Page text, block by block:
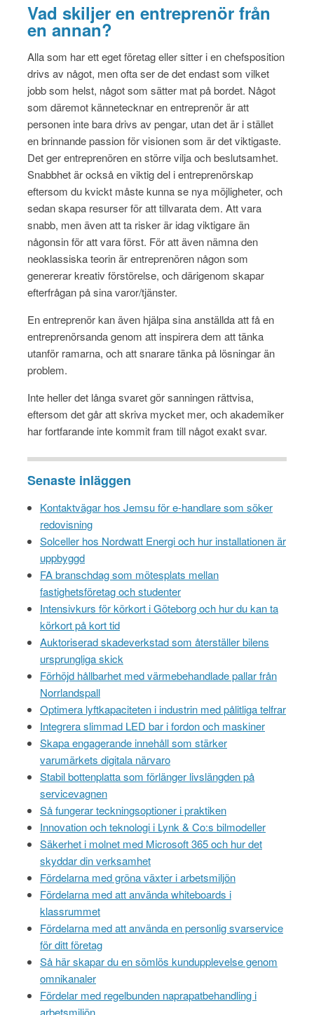
Vad skiljer en entreprenör från
en annan?
Alla som har ett eget företag eller sitter i en chefsposition
drivs av något, men ofta ser de det endast som vilket
jobb som helst, något som sätter mat på bordet. Något
som däremot kännetecknar en entreprenör är att
personen inte bara drivs av pengar, utan det är i stället
en brinnande passion för visionen som är det viktigaste.
Det ger entreprenören en större vilja och beslutsamhet.
Snabbhet är också en viktig del i entreprenörskap
eftersom du kvickt måste kunna se nya möjligheter, och
sedan skapa resurser för att tillvarata dem. Att vara
snabb, men även att ta risker är idag viktigare än
någonsin för att vara först. För att även nämna den
neoklassiska teorin är entreprenören någon som
genererar kreativ förstörelse, och därigenom skapar
efterfrågan på sina varor/tjänster.
En entreprenör kan även hjälpa sina anställda att få en
entreprenörsanda genom att inspirera dem att tänka
utanför ramarna, och att snarare tänka på lösningar än
problem.
Inte heller det långa svaret gör sanningen rättvisa,
eftersom det går att skriva mycket mer, och akademiker
har fortfarande inte kommit fram till något exakt svar.
Senaste inläggen
Kontaktvägar hos Jemsu för e-handlare som söker
redovisning
Solceller hos Nordwatt Energi och hur installationen är
uppbyggd
FA branschdag som mötesplats mellan
fastighetsföretag och studenter
Intensivkurs för körkort i Göteborg och hur du kan ta
körkort på kort tid
Auktoriserad skadeverkstad som återställer bilens
ursprungliga skick
Förhöjd hållbarhet med värmebehandlade pallar från
Norrlandspall
Optimera lyftkapaciteten i industrin med pålitliga telfrar
Integrera slimmad LED bar i fordon och maskiner
Skapa engagerande innehåll som stärker
varumärkets digitala närvaro
Stabil bottenplatta som förlänger livslängden på
servicevagnen
Så fungerar teckningsoptioner i praktiken
Innovation och teknologi i Lynk & Co:s bilmodeller
Säkerhet i molnet med Microsoft 365 och hur det
skyddar din verksamhet
Fördelarna med gröna växter i arbetsmiljön
Fördelarna med att använda whiteboards i
klassrummet
Fördelarna med att använda en personlig svarservice
för ditt företag
Så här skapar du en sömlös kundupplevelse genom
omnikanaler
Fördelar med regelbunden naprapatbehandling i
arbetsmiljön